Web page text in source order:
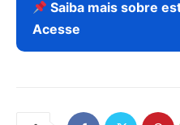
Saiba mais sobre
Acesse